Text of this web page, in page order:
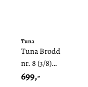
Tuna
Tuna Brodd
nr. 8 (3/8)
11mm - Pakke
699,-